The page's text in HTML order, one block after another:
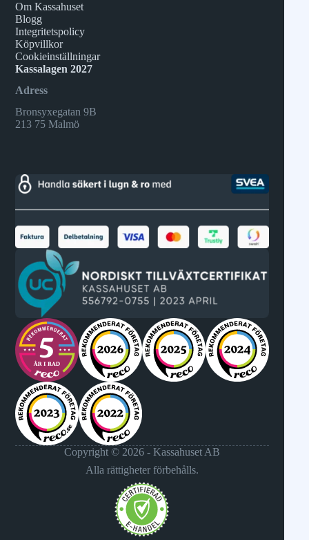
Om Kassahuset
Blogg
Integritetspolicy
Köpvillkor
Cookieinställningar
Kassalagen 2027
Adress
Bronsyxegatan 9B
213 75 Malmö
Copyright © 2026 - Kassahuset AB
Alla rättigheter förbehålls.